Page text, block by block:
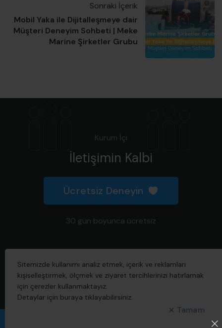
Sonraki İçerik
Mobil Yaka ile Dijitalleşmeye dair
Müşteri Deneyim Sohbeti | Meke
Marine Şirketler Grubu
Kurum İçi
İletişimin Kalbi
Ücretsiz Deneyin
30 gün boyunca ücretsiz
2026 © Tüm hakları saklıdır.
Created with by
Sitemizde kullanımı analiz etmek, içerik ve reklamları
kişiselleştirmek, ölçmek ve ziyaret tercihlerinizi hatırlamak
için çerezler kullanmaktayız.
Detaylar için buraya tıklayabilirsiniz.
Tamam